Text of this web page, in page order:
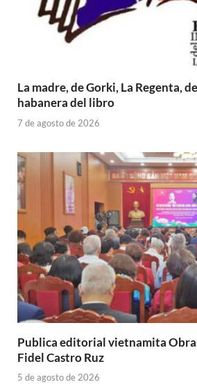
La madre, de Gorki, La Regenta,
habanera del libro
7 de agosto de 2026
Publica editorial vietnamita
Fidel Castro Ruz
5 de agosto de 2026